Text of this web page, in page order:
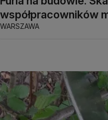
współpracowników
WARSZAWA